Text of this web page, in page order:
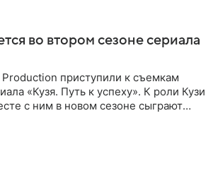
во втором сезоне сериала
приступили к съемкам
«Кузя. Путь к успеху». К роли Кузи
с ним в новом сезоне сыграют